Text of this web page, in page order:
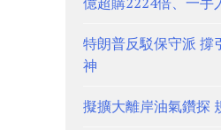
特朗普反駁保守派 撐
神
擬擴大離岸油氣鑽探